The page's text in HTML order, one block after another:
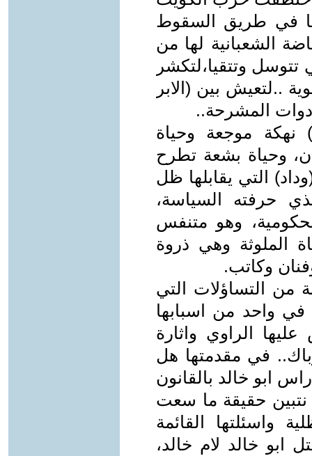
في طريق السقوط
الشعبانية لها من
وتتقيا،لتكشر
..لتعيش بين (الابر
المشرحة..
نهكة موجعة وحياة
وحياة بشعة تطرح
التي يقابلها ظل
حرفته السياسة،
وهو متنفس
الملوثة وهي ذروة
وكاتب.
من التساؤلات التي
في واحد من اسبابها
الراوي واثارة
في مقدمتها هل
ابو خالد بالقانون
حقيقة ما سعت
واسئلتها القائمة
ابو خالد لام خالد،